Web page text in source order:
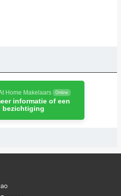
Home Makelaars Online
informatie of een
bezichtiging